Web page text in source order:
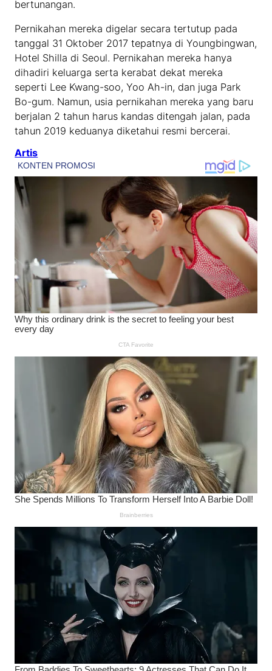
bertunangan.
Pernikahan mereka digelar secara tertutup pada
tanggal 31 Oktober 2017 tepatnya di Youngbingwan,
Hotel Shilla di Seoul. Pernikahan mereka hanya
dihadiri keluarga serta kerabat dekat mereka
seperti Lee Kwang-soo, Yoo Ah-in, dan juga Park
Bo-gum. Namun, usia pernikahan mereka yang baru
berjalan 2 tahun harus kandas ditengah jalan, pada
tahun 2019 keduanya diketahui resmi bercerai.
Artis